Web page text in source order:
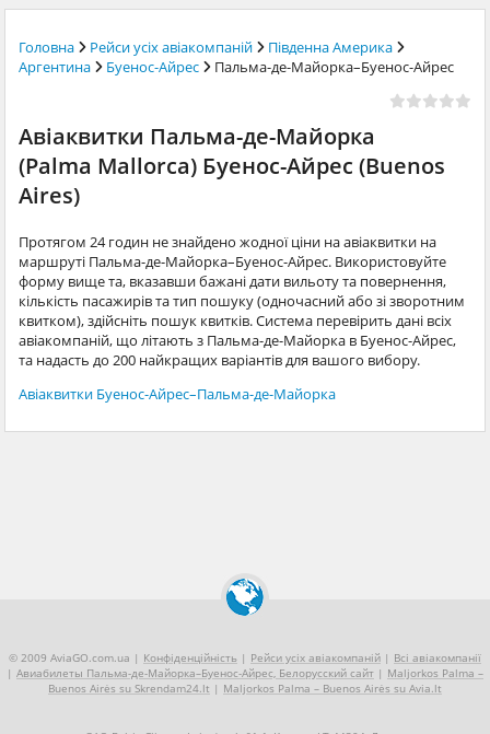
Головна Рейси усіх авіакомпаній
Південна Америка
Аргентина
Буенос-Айрес Пальма-де-Майорка–Буенос-Айрес
Авіаквитки Пальма-де-Майорка
(Palma Mallorca) Буенос-Айрес (Buenos
Aires)
Протягом 24 годин не знайдено жодної ціни на авіаквитки на
маршруті Пальма-де-Майорка–Буенос-Айрес. Використовуйте
форму вище та, вказавши бажані дати вильоту та повернення,
кількість пасажирів та тип пошуку (одночасний або зі зворотним
квитком), здійсніть пошук квитків. Система перевірить дані всіх
авіакомпаній, що літають з Пальма-де-Майорка в Буенос-Айрес,
та надасть до 200 найкращих варіантів для вашого вибору.
Авіаквитки Буенос-Айрес–Пальма-де-Майорка
© 2009 AviaGO.com.ua | Конфіденційність | Рейси усіх авіакомпаній | Всі авіакомпанії
| Авиабилеты Пальма-де-Майорка–Буенос-Айрес, Белорусский сайт | Maljorkos Palma –
Buenos Airės su Skrendam24.lt | Maljorkos Palma – Buenos Airės su Avia.lt